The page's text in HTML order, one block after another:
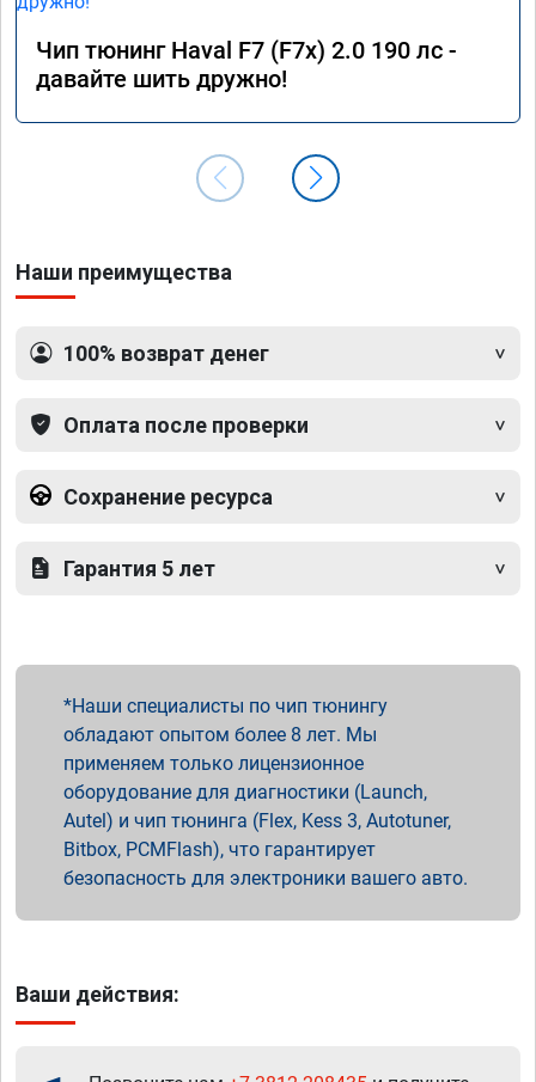
Чип тюнинг Haval F7 (F7x) 2.0 190 лс -
давайте шить дружно!
Наши преимущества
100% возврат денег
Оплата после проверки
Сохранение ресурса
Гарантия 5 лет
Наши специалисты по чип тюнингу
обладают опытом более 8 лет. Мы
применяем только лицензионное
оборудование для диагностики (Launch,
Autel) и чип тюнинга (Flex, Kess 3, Autotuner,
Bitbox, PCMFlash), что гарантирует
безопасность для электроники вашего авто.
Ваши действия: